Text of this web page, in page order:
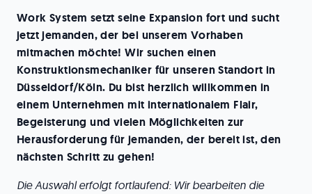
Work System setzt seine Expansion fort und sucht
jetzt jemanden, der bei unserem Vorhaben
mitmachen möchte! Wir suchen einen
Konstruktionsmechaniker für unseren Standort in
Düsseldorf/Köln. Du bist herzlich willkommen in
einem Unternehmen mit internationalem Flair,
Begeisterung und vielen Möglichkeiten zur
Herausforderung für jemanden, der bereit ist, den
nächsten Schritt zu gehen!
Die Auswahl erfolgt fortlaufend: Wir bearbeiten die